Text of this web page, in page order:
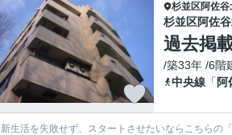
杉並区阿佐谷
杉並区阿佐
過去掲
/築33年 /6階
中央線 「 阿
新生活を失敗せず、スタートさせたいならこちらの